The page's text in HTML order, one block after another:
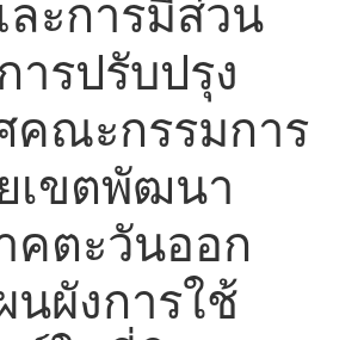
ละการมีส่วน
ารปรับปรุง
คณะกรรมการ
เขตพัฒนา
คตะวันออก
นผังการใช้